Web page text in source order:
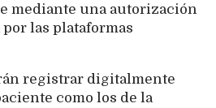
mediante una autorización
las plataformas
registrar digitalmente
como los de la